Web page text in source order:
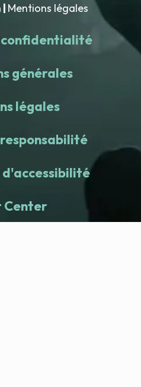
| Mentions légales
générales
légales
Center